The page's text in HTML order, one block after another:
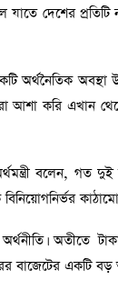
দেশের
অবস্থা
করি এখান
বলেন, গত
অতীতে
বাজেটের একটি